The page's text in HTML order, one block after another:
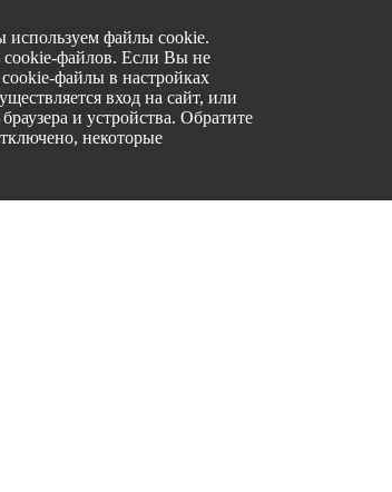
используем файлы cookie.
cookie-файлов. Если Вы не
файлы в настройках
вход на сайт, или
и устройства. Обратите
некоторые